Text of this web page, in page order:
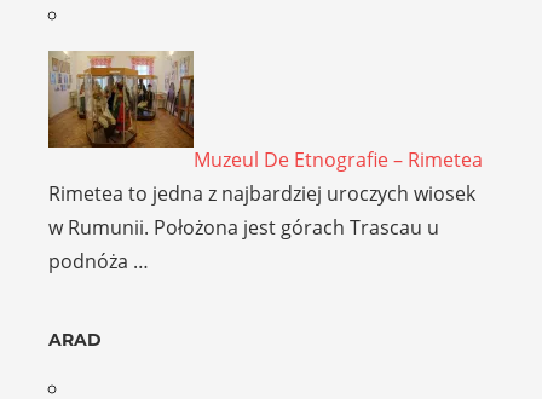
Muzeul De Etnografie – Rimetea
Rimetea to jedna z najbardziej uroczych wiosek
w Rumunii. Położona jest górach Trascau u
podnóża …
ARAD